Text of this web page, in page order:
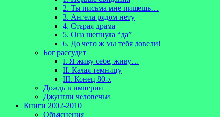
2. Ты письма мне пишешь…
3. Ангела рядом нету
4. Старая драма
5. Она шепнула “да”
6. До чего ж мы тебя довели!
Бог рассудит
I. Я живу себе, живу…
II. Качая темницу
III. Конец 80-х
Дождь в империи
Джунгли человечьи
Книги 2002-2010
Объяснения